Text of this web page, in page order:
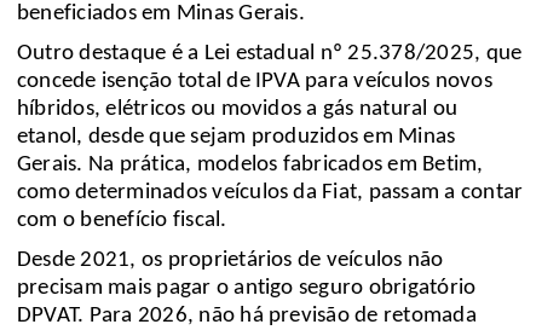
beneficiados em Minas Gerais.
Outro destaque é a Lei estadual nº 25.378/2025, que
concede isenção total de IPVA para veículos novos
híbridos, elétricos ou movidos a gás natural ou
etanol, desde que sejam produzidos em Minas
Gerais. Na prática, modelos fabricados em Betim,
como determinados veículos da Fiat, passam a contar
com o benefício fiscal.
Desde 2021, os proprietários de veículos não
precisam mais pagar o antigo seguro obrigatório
DPVAT. Para 2026, não há previsão de retomada